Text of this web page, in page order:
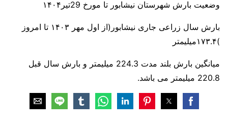
‏وضعیت بارش شهرستان نیشابور تا مورخ 29تیر۱۴۰۴
بارش سال زراعی جاری نیشابور(از اول مهر ۱۴۰۳ تا امروز
)۱۷۳.۴میلیمتر
میانگین بارش بلند مدت 224.3 میلیمتر و بارش سال قبل
220.8 میلیمتر می باشد.